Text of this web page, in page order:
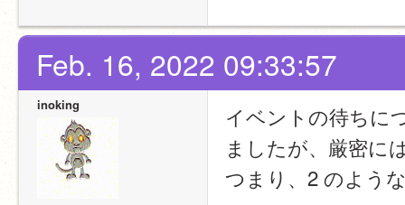
Feb. 16, 2022 09:33:57
inoking
イベントの待ちに
ましたが、厳密に
つまり、2 のよう